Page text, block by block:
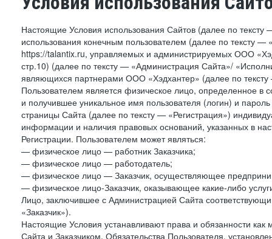
Настоящие Условия использования Сайтов (далее по
использования конечным пользователем (далее по тексту
https://talantix.ru, управляемых и администрируемых ООО
стр.10) (далее по тексту — «Администрация Сайта»/
являющихся партнерами ООО «Хэдхантер» (далее по
Пользователем является физическое лицо, определенное в
и получившее уникальное имя пользователя (логин) и
страницы Сайта (далее по тексту — «Регистрация»)
информации и наличия правовых оснований, указанных в
Регистрации. Пользователем может являться:
— физическое лицо — работник Заказчика;
— физическое лицо — работодатель;
— физическое лицо — Заказчик, осуществляющее
— физическое лицо-Заказчик, оказывающее какие-либо
Лицо, заключившее с Администрацией Сайта
«Заказчик»).
Настоящие Условия устанавливают права и обязанности
Сайта и Заказчиком. Обязательства Пользователя,